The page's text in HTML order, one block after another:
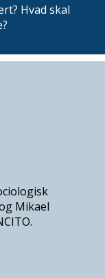
Hvad skal
Mikael